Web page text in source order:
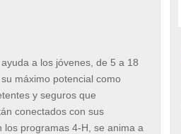
a los jóvenes, de 5 a 18
máximo potencial como
y seguros que
conectados con sus
los programas 4-H, se anima a